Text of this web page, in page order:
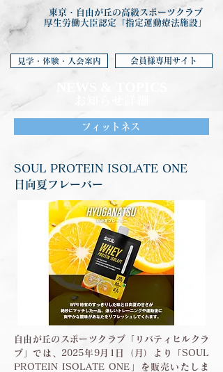
東京・自由が丘の高級スポーツクラブ
厚生労働大臣認定「指定運動療法施設」
見学・体験・入会案内 会員様専用サイト
フィットネス
SOUL PROTEIN ISOLATE ONE
日向夏フレーバー
自由が丘のスポーツクラブ「リバティヒルクラ
ブ」では、2025年9月1日（月）より「SOUL
PROTEIN ISOLATE ONE」を販売いたしま